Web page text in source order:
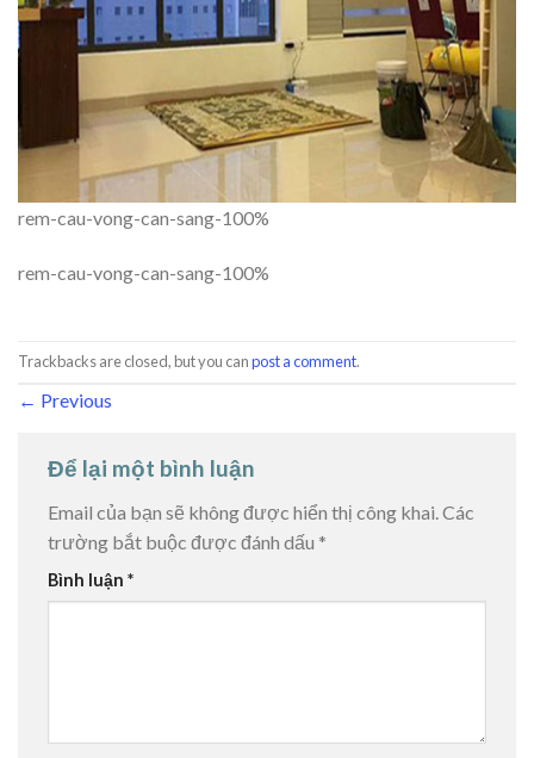
rem-cau-vong-can-sang-100%
rem-cau-vong-can-sang-100%
Trackbacks are closed, but you canpost a comment.
← Previous
Để lại một bình luận
Email của bạn sẽ không được hiển thị công khai.Các
trường bắt buộc được đánh dấu *
Bình luận *